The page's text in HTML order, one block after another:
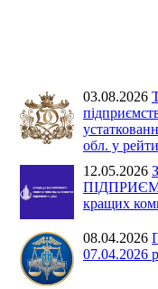
03.08.2026
обл. у
12.05.2026
кращих
08.04.2026
07.04.2026